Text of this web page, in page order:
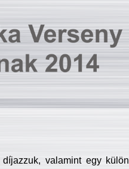
valamint egy